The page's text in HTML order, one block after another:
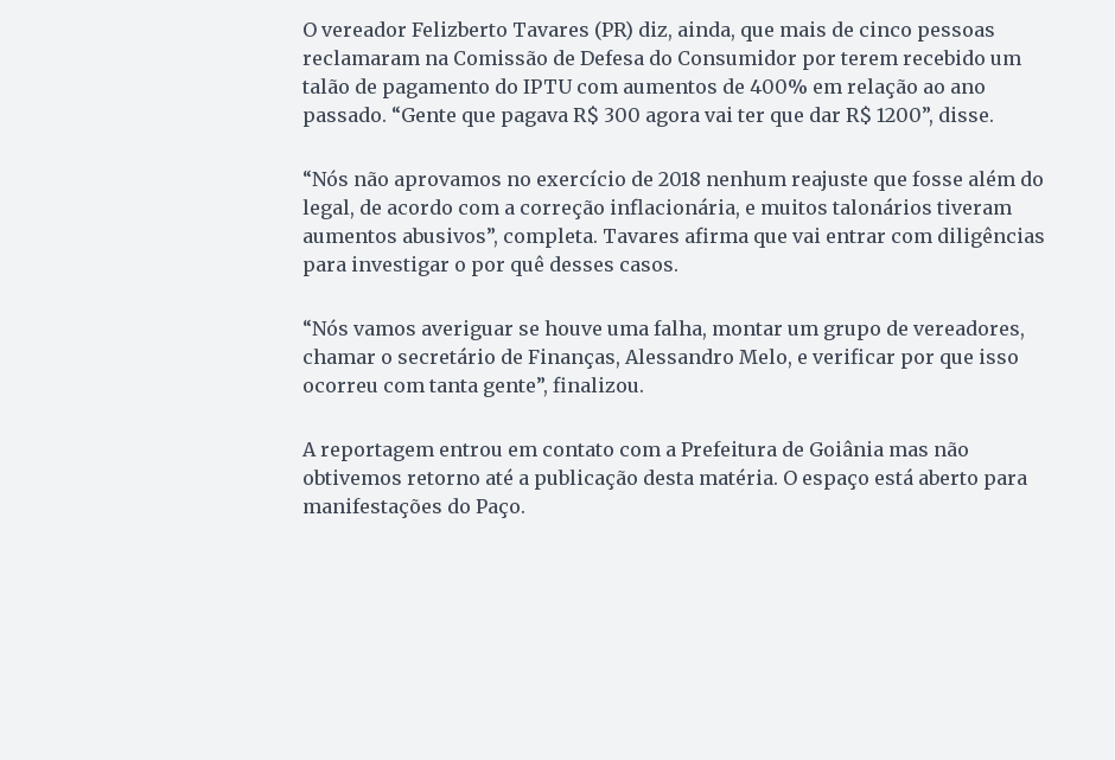
O vereador Felizberto Tavares (PR) diz, ainda, que mais de cinco pessoas
reclamaram na Comissão de Defesa do Consumidor por terem recebido um
talão de pagamento do IPTU com aumentos de 400% em relação ao ano
passado. “Gente que pagava R$ 300 agora vai ter que dar R$ 1200”, disse.
“Nós não aprovamos no exercício de 2018 nenhum reajuste que fosse além do
legal, de acordo com a correção inflacionária, e muitos talonários tiveram
aumentos abusivos”, completa. Tavares afirma que vai entrar com diligências
para investigar o por quê desses casos.
“Nós vamos averiguar se houve uma falha, montar um grupo de vereadores,
chamar o secretário de Finanças, Alessandro Melo, e verificar por que isso
ocorreu com tanta gente”, finalizou.
A reportagem entrou em contato com a Prefeitura de Goiânia mas não
obtivemos retorno até a publicação desta matéria. O espaço está aberto para
manifestações do Paço.